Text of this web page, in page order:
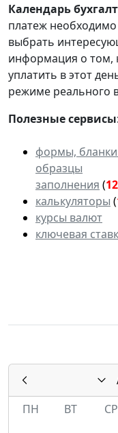
Календарь
платеж
выбрать
информация о том,
уплатить в этот
режиме реального
Полезные сервисы:
формы,
образцы
заполнения (
калькуляторы (
курсы валют
ключевая
ПН
ВТ СР